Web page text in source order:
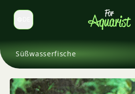
Sprache wechseln
Süßwasserfische